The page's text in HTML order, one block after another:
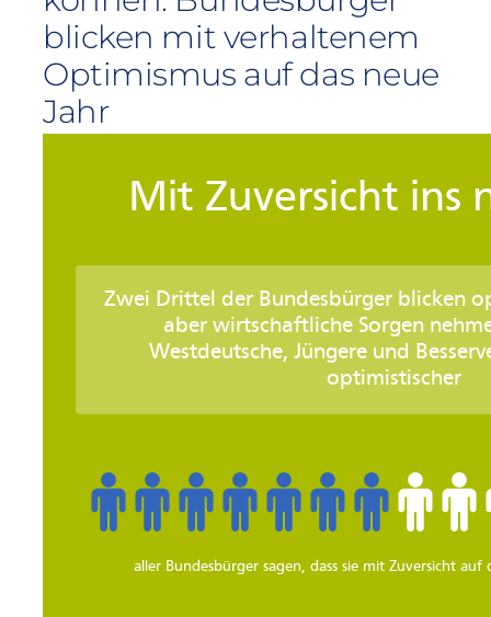
blicken mit verhaltenem
Optimismus auf das neue
Jahr